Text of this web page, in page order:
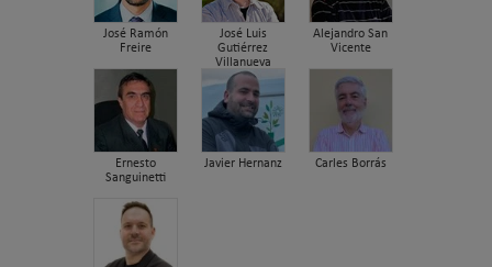
José Ramón
Freire
José Luis
Gutiérrez
Villanueva
Alejandro San
Vicente
Ernesto
Sanguinetti
Javier Hernanz Carles Borrás